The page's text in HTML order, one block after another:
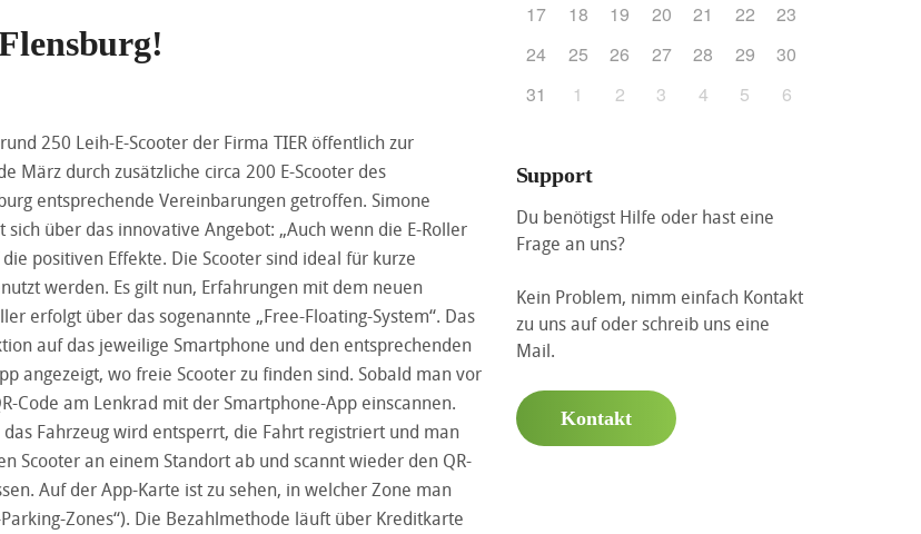
250 Leih-E-Scooter der Firma TIER öffentlich zur
März durch zusätzliche circa 200 E-Scooter des
entsprechende Vereinbarungen getroffen. Simone
über das innovative Angebot: „Auch wenn die E-Roller
positiven Effekte. Die Scooter sind ideal für kurze
werden. Es gilt nun, Erfahrungen mit dem neuen
erfolgt über das sogenannte „Free-Floating-System“. Das
auf das jeweilige Smartphone und den entsprechenden
angezeigt, wo freie Scooter zu finden sind. Sobald man vor
Code am Lenkrad mit der Smartphone-App einscannen.
Fahrzeug wird entsperrt, die Fahrt registriert und man
Scooter an einem Standort ab und scannt wieder den QR-
Auf der App-Karte ist zu sehen, in welcher Zone man
Zones“). Die Bezahlmethode läuft über Kreditkarte
17
18 19 20 21 22
23
24
25 26 27 28 29
30
31
1 2 3 4 5 6
Support
Du benötigst Hilfe oder hast eine
Frage an uns?
Kein Problem, nimm einfach Kontakt
zu uns auf oder schreib uns eine
Mail.
Kontakt